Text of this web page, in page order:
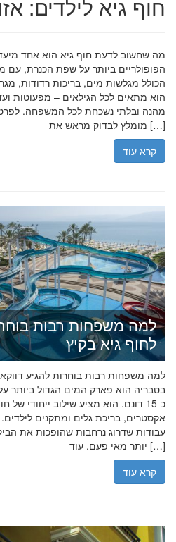
חוף גיא לילדים:
מה שחשוב לדעת חוף גיא הוא אחד
הפופולריים ביותר על שפת הכנרת, עם
הכולל מגלשות מים, בריכות רדודות,
הוא מתאים לכל הגילאים – מפעוטות
מהנה ובלתי נשכחת לכל המשפחה.
מומלץ לבדוק מראש את […]
קרא עוד
למה משפחות רבות
לחוף גיא בקיץ
למה משפחות רבות בוחרות להגיע
בטבריה הוא פארק המים הגדול ביותר
כ-15 דונם. הוא מציע שילוב ייחודי
עבודות שדרוג נרחבות שהופכות את
יותר מאי פעם. עוד […]
קרא עוד